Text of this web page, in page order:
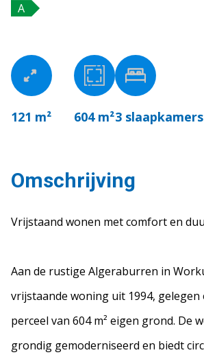
A
121 m² 604 m²3 slaapkamers
Omschrijving
Vrijstaand wonen met comfort en
Aan de rustige Algeraburren in
vrijstaande woning uit 1994, gelegen
perceel van 604 m² eigen grond. De
grondig gemoderniseerd en biedt